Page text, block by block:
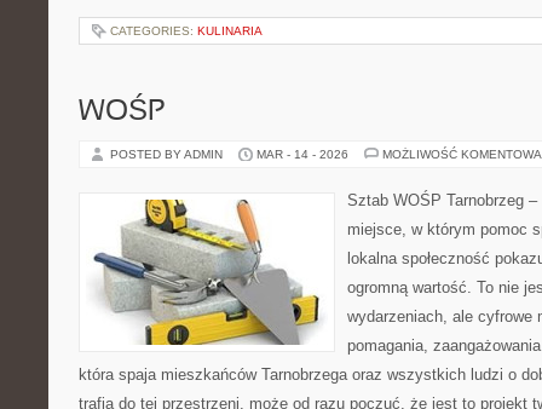
CATEGORIES: KULINARIA
WOŚP
POSTED BY ADMIN MAR - 14 - 2026 MOŻLIWOŚĆ
Sztab WOŚP Tarnobrzeg
miejsce, w którym pomoc
lokalna społeczność
ogromną wartość. To nie
wydarzeniach, ale cyfrowe
pomagania,
która spaja mieszkańców Tarnobrzega oraz wszystkich ludzi o
trafia do tej przestrzeni, może od razu poczuć, że jest to projekt